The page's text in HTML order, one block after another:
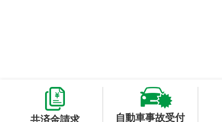
共済金請求 自動車事故受付